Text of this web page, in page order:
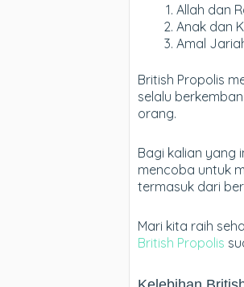
Allah dan
Anak dan
Amal
British Propolis
selalu
orang.
Bagi kalian yang
mencoba untuk
termasuk dari
Mari kita raih
British Propolis